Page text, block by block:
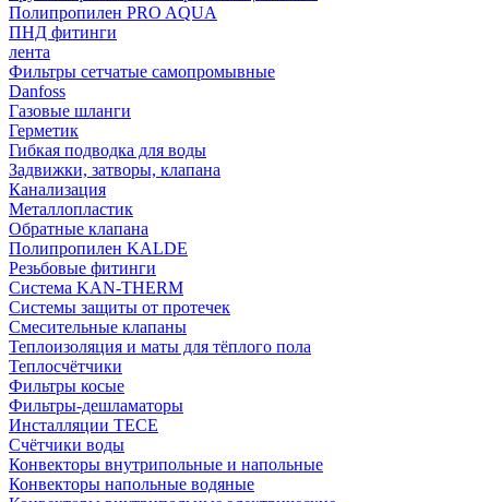
Полипропилен PRO AQUA
ПНД фитинги
лента
Фильтры сетчатые самопромывные
Danfoss
Газовые шланги
Герметик
Гибкая подводка для воды
Задвижки, затворы, клапана
Канализация
Металлопластик
Обратные клапана
Полипропилен KALDE
Резьбовые фитинги
Система KAN-THERM
Системы защиты от протечек
Смесительные клапаны
Теплоизоляция и маты для тёплого пола
Теплосчётчики
Фильтры косые
Фильтры-дешламаторы
Инсталляции TECE
Счётчики воды
Конвекторы внутрипольные и напольные
Конвекторы напольные водяные